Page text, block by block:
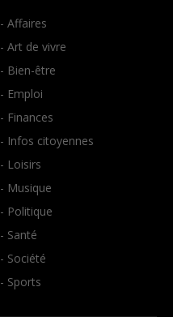
- Affaires
- Art de vivre
- Bien-être
- Emploi
- Finances
- Infos citoyennes
- Loisirs
- Musique
- Politique
- Santé
- Société
- Sports